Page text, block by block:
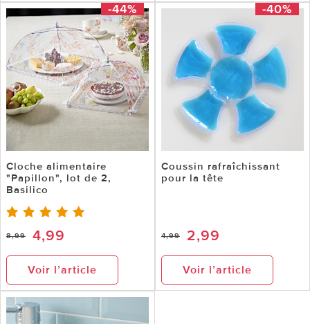
-44%
Cloche alimentaire
"Papillon", lot de 2,
Basilico
8,99 4,99
Voir l’article
-40%
Coussin rafraîchissant
pour la tête
4,99 2,99
Voir l’article